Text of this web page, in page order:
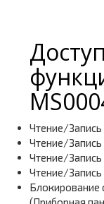
Чтение/Запись
Чтение/Запись
Чтение/Запись
Чтение/Запись
Блокирование